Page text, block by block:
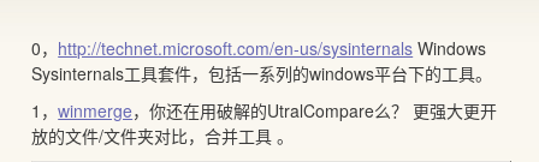
0， http://technet.microsoft.com/en-us/sysinternals Windows
Sysinternals工具套件，包括一系列的windows平台下的工具。
1，winmerge，你还在用破解的UtralCompare么？ 更强大更开
放的文件/文件夹对比，合并工具 。